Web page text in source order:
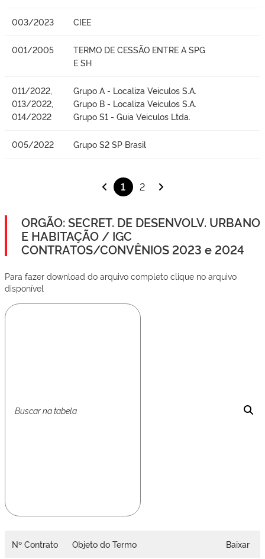
003/2023 CIEE
001/2005
TERMO DE CESSÃO ENTRE A SPG
E SH
011/2022,
013/2022,
014/2022
Grupo A - Localiza Veiculos S.A.
Grupo B - Localiza Veículos S.A.
Grupo S1 - Guia Veiculos Ltda.
005/2022 Grupo S2 SP Brasil
1 2
ORGÃO: SECRET. DE DESENVOLV. URBANO
E HABITAÇÃO / IGC
CONTRATOS/CONVÊNIOS 2023 e 2024
Para fazer download do arquivo completo clique no arquivo
disponível
Nº Contrato Objeto do Termo Baixar